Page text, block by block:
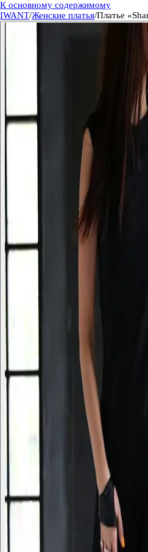
К основному содержимому
IWANT/Женские платья/Платье